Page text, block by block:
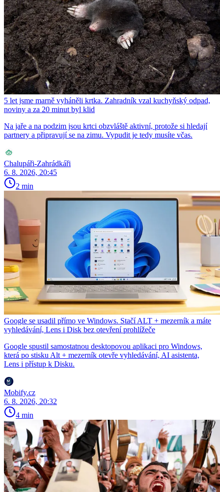
5 let jsme marně vyháněli krtka. Zahradník vzal kuchyňský odpad,
noviny a za 20 minut byl klid
Na jaře a na podzim jsou krtci obzvláště aktivní, protože si hledají
partnery a připravují se na zimu. Vypudit je tedy musíte včas.
Chalupáři-Zahrádkáři
6. 8. 2026, 20:45
2 min
Google se usadil přímo ve Windows. Stačí ALT + mezerník a máte
vyhledávání, Lens i Disk bez otevření prohlížeče
Google spustil samostatnou desktopovou aplikaci pro Windows,
která po stisku Alt + mezerník otevře vyhledávání, AI asistenta,
Lens i přístup k Disku.
Mobify.cz
6. 8. 2026, 20:32
4 min